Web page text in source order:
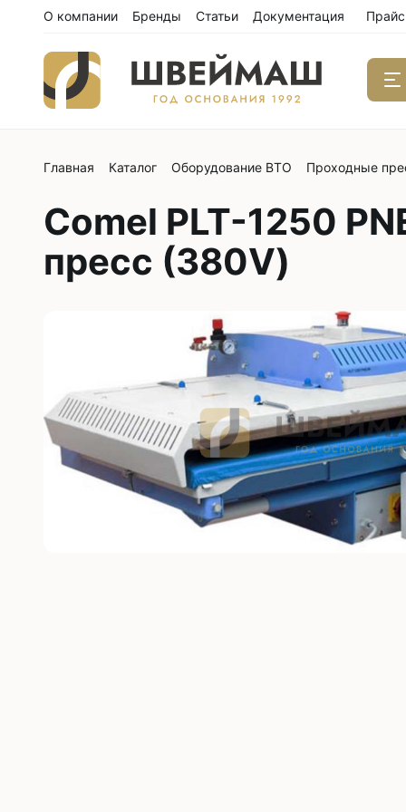
О компании Бренды Статьи Документация Прайс
С
С
Без
С
стежка
Машины
Главная Каталог Оборудование ВТО Проходные
Comel PLT-1250
пресс (380V)